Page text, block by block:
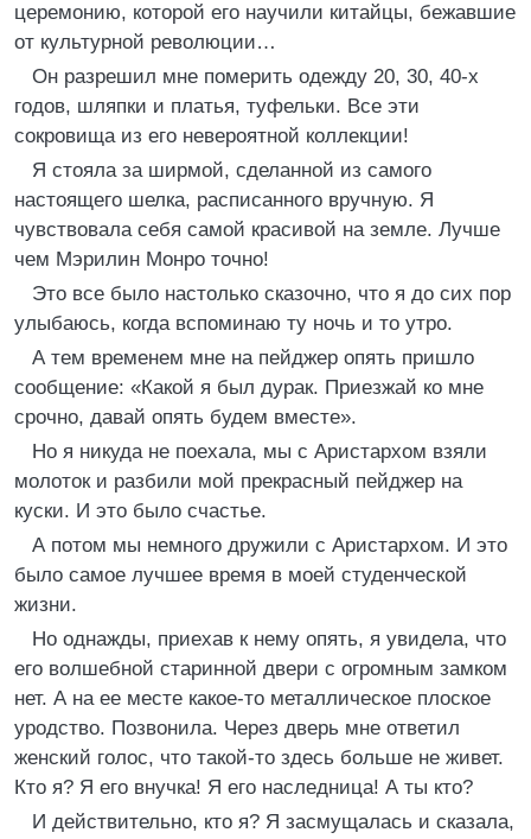
церемонию, которой его научили китайцы, бежавшие
от культурной революции…
Он разрешил мне померить одежду 20, 30, 40-х
годов, шляпки и платья, туфельки. Все эти
сокровища из его невероятной коллекции!
Я стояла за ширмой, сделанной из самого
настоящего шелка, расписанного вручную. Я
чувствовала себя самой красивой на земле. Лучше
чем Мэрилин Монро точно!
Это все было настолько сказочно, что я до сих пор
улыбаюсь, когда вспоминаю ту ночь и то утро.
А тем временем мне на пейджер опять пришло
сообщение: «Какой я был дурак. Приезжай ко мне
срочно, давай опять будем вместе».
Но я никуда не поехала, мы с Аристархом взяли
молоток и разбили мой прекрасный пейджер на
куски. И это было счастье.
А потом мы немного дружили с Аристархом. И это
было самое лучшее время в моей студенческой
жизни.
Но однажды, приехав к нему опять, я увидела, что
его волшебной старинной двери с огромным замком
нет. А на ее месте какое-то металлическое плоское
уродство. Позвонила. Через дверь мне ответил
женский голос, что такой-то здесь больше не живет.
Кто я? Я его внучка! Я его наследница! А ты кто?
И действительно, кто я? Я засмущалась и сказала,